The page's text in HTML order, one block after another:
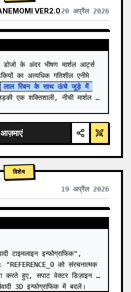
VER2.020 अप्रैल 2026
के अंदर भीषण मार्शल आर्ट्स
का अत्यधिक गतिशील एनीमे
लाल रिबन के साथ ऊंचे जूड़े में
एक शक्तिशाली, नीची मार्शल
विशेष
19 अप्रैल 2026
टाइमलाइन इन्फोग्राफिक",
"REFERENCE_0 को संरचनात्मक
हुए, सपाट वेक्टर डिज़ाइन
3D इन्फोग्राफिक में बदलें।